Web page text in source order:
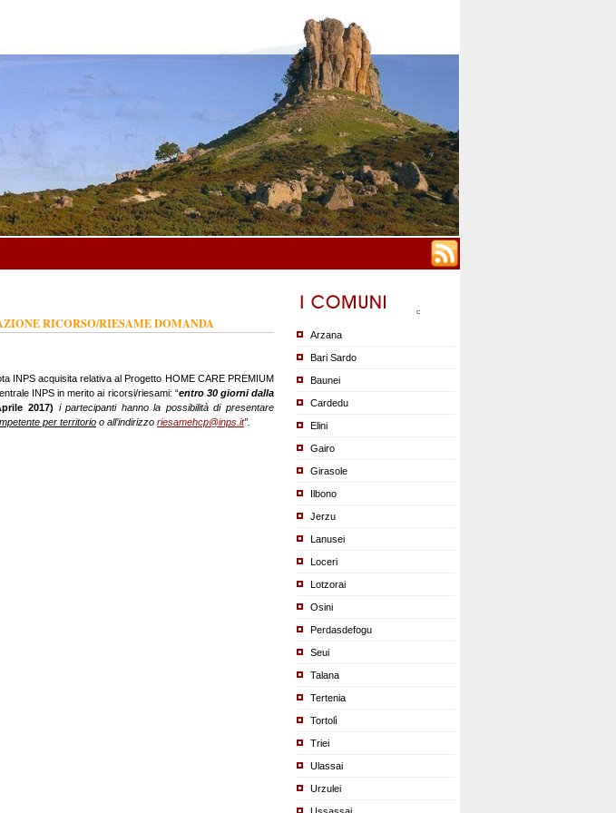
Arzana
Bari Sardo
Baunei
Cardedu
Elini
Gairo
Girasole
Ilbono
Jerzu
Lanusei
Loceri
Lotzorai
Osini
Perdasdefogu
Seui
Talana
Tertenia
Tortolì
Triei
Ulassai
Urzulei
RICORSO/RIESAME DOMANDA
INPS acquisita relativa al Progetto HOME CARE PREMIUM
INPS in merito ai ricorsi/riesami: “entro 30 giorni dalla
2017) i partecipanti hanno la possibilità di presentare
per territorio o all’indirizzo riesamehcp@inps.it”.